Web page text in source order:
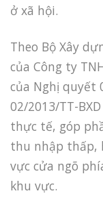
ở xã hội.
Theo Bộ Xây
của Công ty
của Nghị quyết
02/2013/TT-
thực tế, góp
thu nhập thấp,
vực cửa ngõ
khu vực.